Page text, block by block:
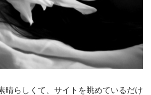
晴らしくて、サイトを眺めているだけ